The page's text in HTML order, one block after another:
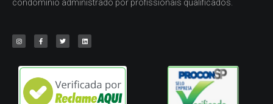
condomínio administrado por profissionais qualificados.